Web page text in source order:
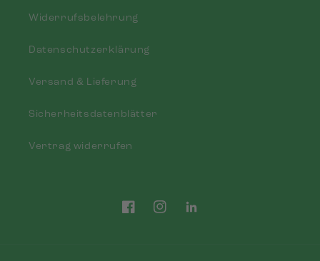
Widerrufsbelehrung
Datenschutzerklärung
Versand & Lieferung
Sicherheitsdatenblätter
Vertrag widerrufen
FacebookInstagramTumblr